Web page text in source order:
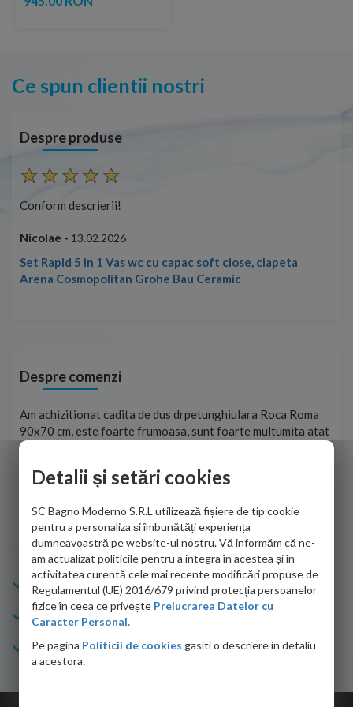
Ce spun clientii nostri
Despre produse
Conform descrierii!
Nicolae - 13.02.2026
Set Rapid 5 in 1 Vas wc cu capac soft close, clapeta
Arena Cosmopolitan Grohe Bau Ceramic
Despre comenzi
Am achizitionat cadita de dus drpetunghiulara Roca Roma
90x70 cm, este foarte frumoasa, sunt foarte multumita atat
de personalul firmei dvs. cu care am colaborat in obtinerea
adus coletul in siguranta.Numai bine, va doresc!
Sofrone Viviana -28.07.2026
Info Bagno
Cumparaturi
Suport clienti
Detalii și setări cookies
SC Bagno Moderno S.R.L utilizează fișiere de tip cookie
pentru a personaliza și îmbunătăți experiența
dumneavoastră pe website-ul nostru. Vă informăm că ne-
am actualizat politicile pentru a integra în acestea și în
activitatea curentă cele mai recente modificări propuse de
Regulamentul (UE) 2016/679 privind protecția persoanelor
fizice în ceea ce privește Prelucrarea Datelor cu
Caracter Personal.
Pe pagina Politicii de cookies gasiti o descriere in detaliu
a acestora.